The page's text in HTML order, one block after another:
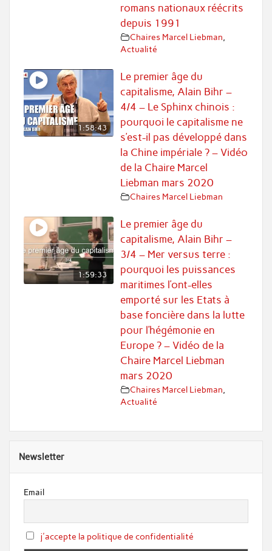
romans nationaux réécrits
depuis 1991
Chaires Marcel Liebman
Actualité
1:58:43
Le premier âge du
capitalisme, Alain Bihr –
4/4 – Le Sphinx chinois :
pourquoi le capitalisme ne
s’est-il pas développé dans
la Chine impériale ? – Vidéo
de la Chaire Marcel
Liebman mars 2020
Chaires Marcel Liebman
1:59:33
Le premier âge du
capitalisme, Alain Bihr –
3/4 – Mer versus terre :
pourquoi les puissances
maritimes l’ont-elles
emporté sur les Etats à
base foncière dans la lutte
pour l’hégémonie en
Europe ? – Vidéo de la
Chaire Marcel Liebman
mars 2020
Chaires Marcel Liebman
Actualité
Newsletter
Email
j'accepte la politique de confidentialité